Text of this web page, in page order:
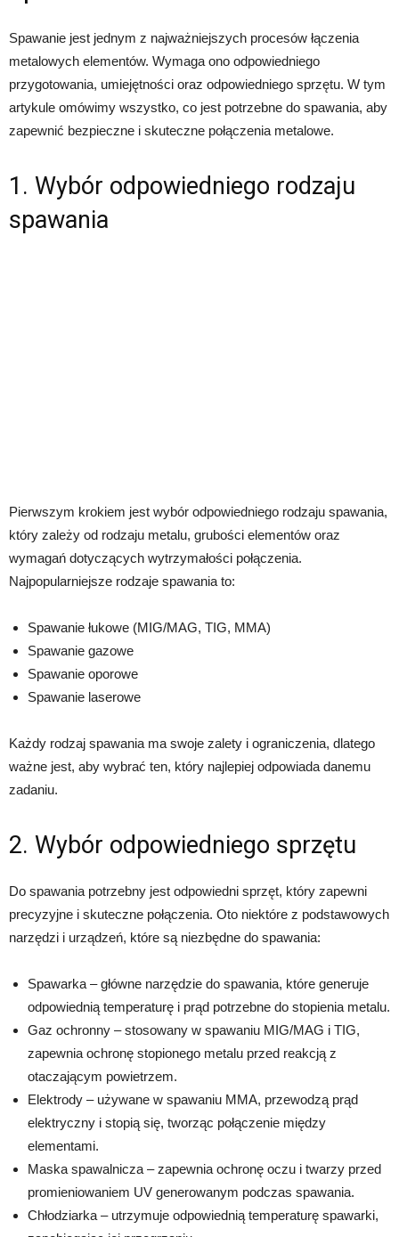
Spawanie jest jednym z najważniejszych procesów łączenia
metalowych elementów. Wymaga ono odpowiedniego
przygotowania, umiejętności oraz odpowiedniego sprzętu. W tym
artykule omówimy wszystko, co jest potrzebne do spawania, aby
zapewnić bezpieczne i skuteczne połączenia metalowe.
1. Wybór odpowiedniego rodzaju
spawania
Pierwszym krokiem jest wybór odpowiedniego rodzaju spawania,
który zależy od rodzaju metalu, grubości elementów oraz
wymagań dotyczących wytrzymałości połączenia.
Najpopularniejsze rodzaje spawania to:
Spawanie łukowe (MIG/MAG, TIG, MMA)
Spawanie gazowe
Spawanie oporowe
Spawanie laserowe
Każdy rodzaj spawania ma swoje zalety i ograniczenia, dlatego
ważne jest, aby wybrać ten, który najlepiej odpowiada danemu
zadaniu.
2. Wybór odpowiedniego sprzętu
Do spawania potrzebny jest odpowiedni sprzęt, który zapewni
precyzyjne i skuteczne połączenia. Oto niektóre z podstawowych
narzędzi i urządzeń, które są niezbędne do spawania:
Spawarka – główne narzędzie do spawania, które generuje
odpowiednią temperaturę i prąd potrzebne do stopienia metalu.
Gaz ochronny – stosowany w spawaniu MIG/MAG i TIG,
zapewnia ochronę stopionego metalu przed reakcją z
otaczającym powietrzem.
Elektrody – używane w spawaniu MMA, przewodzą prąd
elektryczny i stopią się, tworząc połączenie między
elementami.
Maska spawalnicza – zapewnia ochronę oczu i twarzy przed
promieniowaniem UV generowanym podczas spawania.
Chłodziarka – utrzymuje odpowiednią temperaturę spawarki,